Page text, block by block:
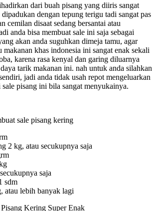
dari buah pisang yang diiris sangat
dengan tepung terigu tadi sangat pas
cemilan disaat sedang bersantai atau
anda bisa membuat sale ini saja sebagai
akan anda suguhkan dimeja tamu, agar
makanan khas indonesia ini sangat enak sekali
karena rasa kenyal dan garing diluarnya
tarik makanan ini. nah untuk anda silahkan
jadi anda tidak usah repot mengeluarkan
pisang ini bila sangat menyukainya.
sale pisang kering
2 kg, atau secukupnya saja
saja
sdm
atau lebih banyak lagi
Kering Super Enak